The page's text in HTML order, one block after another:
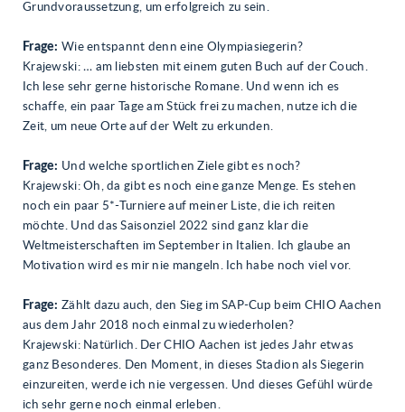
Grundvoraussetzung, um erfolgreich zu sein.
Frage: Wie entspannt denn eine Olympiasiegerin?
Krajewski: … am liebsten mit einem guten Buch auf der Couch.
Ich lese sehr gerne historische Romane. Und wenn ich es
schaffe, ein paar Tage am Stück frei zu machen, nutze ich die
Zeit, um neue Orte auf der Welt zu erkunden.
Frage: Und welche sportlichen Ziele gibt es noch?
Krajewski: Oh, da gibt es noch eine ganze Menge. Es stehen
noch ein paar 5*-Turniere auf meiner Liste, die ich reiten
möchte. Und das Saisonziel 2022 sind ganz klar die
Weltmeisterschaften im September in Italien. Ich glaube an
Motivation wird es mir nie mangeln. Ich habe noch viel vor.
Frage: Zählt dazu auch, den Sieg im SAP-Cup beim CHIO Aachen
aus dem Jahr 2018 noch einmal zu wiederholen?
Krajewski: Natürlich. Der CHIO Aachen ist jedes Jahr etwas
ganz Besonderes. Den Moment, in dieses Stadion als Siegerin
einzureiten, werde ich nie vergessen. Und dieses Gefühl würde
ich sehr gerne noch einmal erleben.